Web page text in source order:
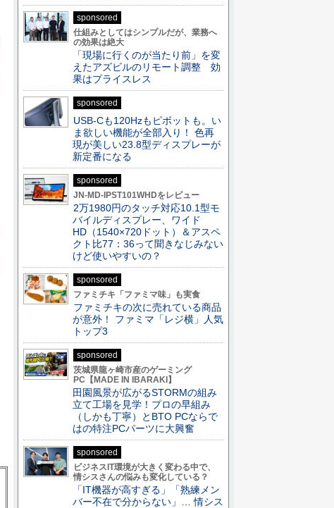
sponsored
仕組みとしてはシンプルだが、業務へ
の効果は絶大
「現場に行くのが当たり前」を変
えたアズビルのリモート調整 効
果はプライスレス
sponsored
USB-Cも120Hzもピボットも。い
ま欲しい機能が全部入り！ 色再
現が美しい23.8型ディスプレーが
新定番になる
sponsored
JN-MD-IPST101WHDをレビュー
2万1980円のタッチ対応10.1型モ
バイルディスプレー、ワイド
HD（1540×720ドット）＆アスペ
クト比77：36って聞きなじみない
けど使いやすいの？
sponsored
ファミチキ「ファミマ味」も実食
ファミチキの次に売れている商品
が意外！ ファミマ「レジ横」人気
トップ3
sponsored
茨城県龍ヶ崎市産のゲーミング
PC【MADE IN IBARAKI】
田園風景が広がるSTORMの組み
立て工場を見学！プロの早組み
（しかも丁寧）とBTO PCならで
はの特注PCパーツに大興奮
sponsored
ビジネスIT環境が大きく変わる中で、
情シスさんの悩みも変化している？
「IT機器が高すぎる」「熟練メン
バー不在で分からない」… 情シス